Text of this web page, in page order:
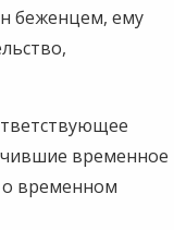
беженцем, ему
временное
временном